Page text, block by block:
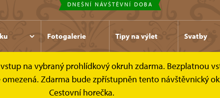
DNEŠNÍ NÁVŠTĚVNÍ DOBA
Fotogalerie Tipy na výlet Svatby
na vybraný prohlídkový okruh zdarma. Bezplatnou
Zdarma bude zpřístupněn tento návštěvnický
Cestovní horečka.
Kontakt